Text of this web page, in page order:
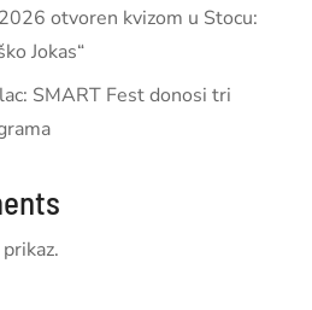
otvoren kvizom u Stocu:
Jokas“
SMART Fest donosi tri